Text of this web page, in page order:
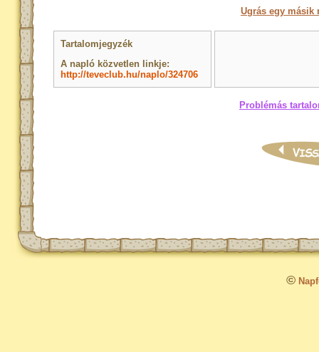
Ugrás egy másik
Tartalomjegyzék
A napló közvetlen linkje:
http://teveclub.hu/naplo/324706
Problémás
©